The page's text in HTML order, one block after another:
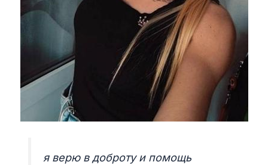
я верю в доброту и помощь